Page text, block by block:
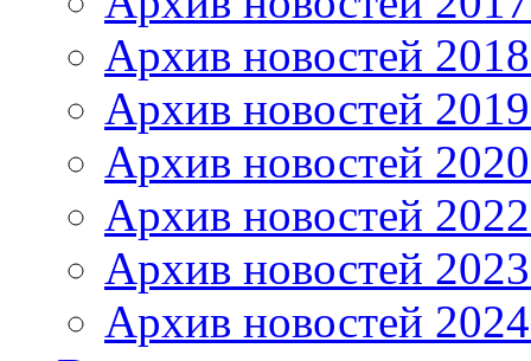
Архив новостей
Архив новостей
Архив новостей
Архив новостей
Архив новостей
Архив новостей